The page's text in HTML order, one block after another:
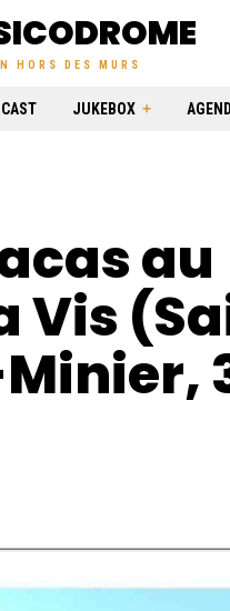
HORS DES MURS
JUKEBOX
au
Vis